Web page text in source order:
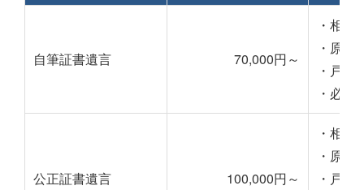
自筆証書遺言 70,000円～
・相談
・原案
・戸籍
・必要
公正証書遺言 100,000円～
・相談
・原案
・戸籍